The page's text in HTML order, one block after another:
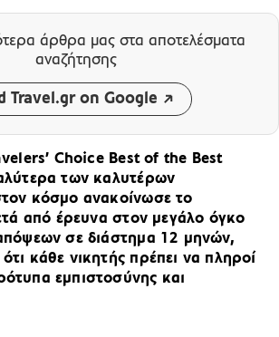
άρθρα μας στα αποτελέσματα
αναζήτησης
Travel.gr on Google
Choice Best of the Best
των καλυτέρων
κόσμο ανακοίνωσε το
από έρευνα στον μεγάλο όγκο
σε διάστημα 12 μηνών,
κάθε νικητής πρέπει να πληροί
εμπιστοσύνης και